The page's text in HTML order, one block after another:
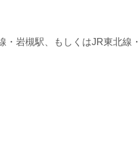
・岩槻駅、もしくはJR東北線